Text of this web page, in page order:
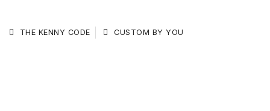
THE KENNY CODE CUSTOM BY YOU